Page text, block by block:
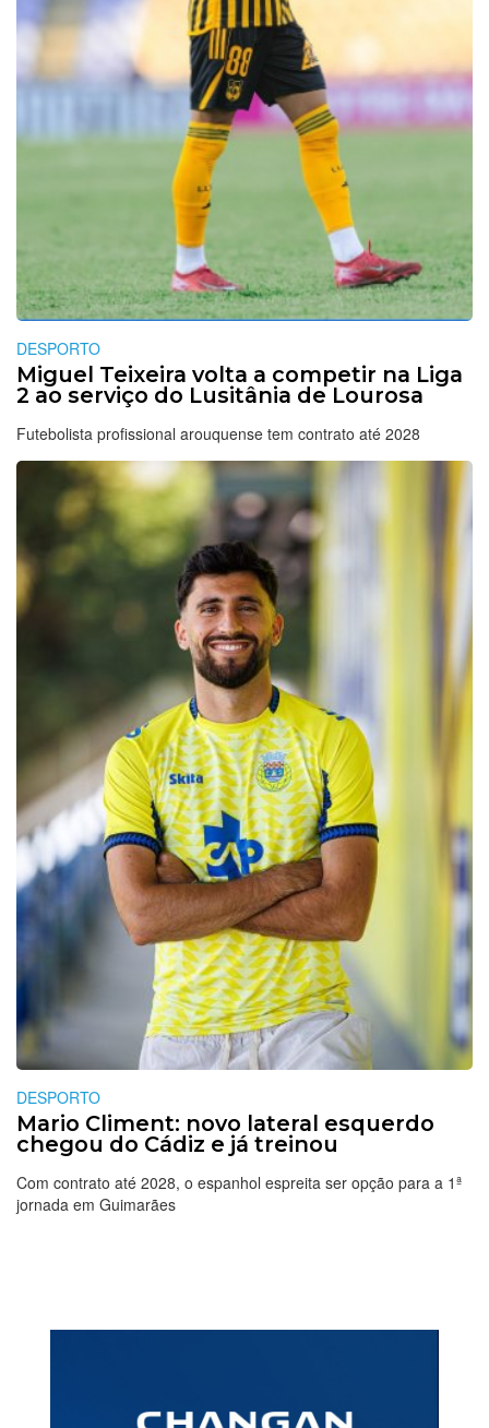
DESPORTO
Miguel Teixeira volta a competir na Liga
2 ao serviço do Lusitânia de Lourosa
Futebolista profissional arouquense tem contrato até 2028
DESPORTO
Mario Climent: novo lateral esquerdo
chegou do Cádiz e já treinou
Com contrato até 2028, o espanhol espreita ser opção para a 1ª
jornada em Guimarães